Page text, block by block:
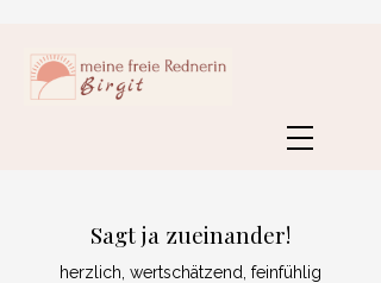
Sagt ja zueinander!
herzlich, wertschätzend, feinfühlig